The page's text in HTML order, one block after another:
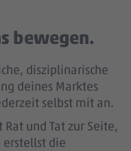
bewegen.
disziplinarische
deines Marktes
selbst mit an.
und Tat zur Seite,
erstellst die